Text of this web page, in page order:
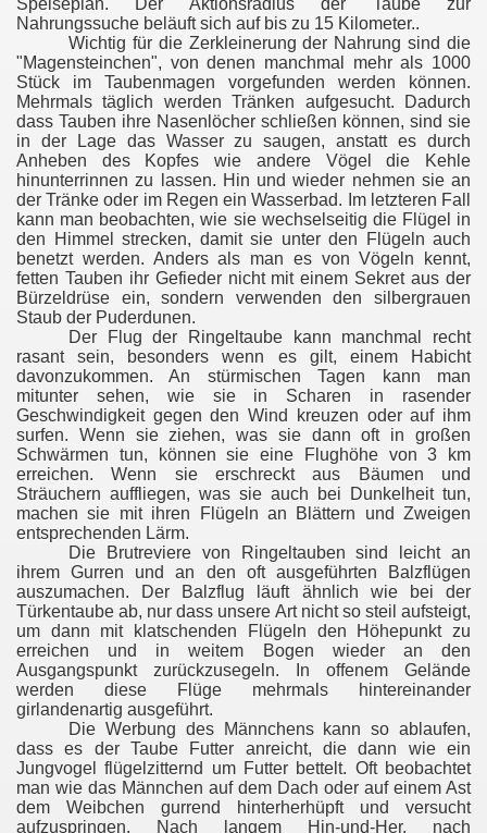
Speiseplan. Der Aktionsradius der Taube zur
Nahrungssuche beläuft sich auf bis zu 15 Kilometer..
Wichtig für die Zerkleinerung der Nahrung sind die
"Magensteinchen", von denen manchmal mehr als 1000
Stück im Taubenmagen vorgefunden werden können.
Mehrmals täglich werden Tränken aufgesucht. Dadurch
dass Tauben ihre Nasenlöcher schließen können, sind sie
in der Lage das Wasser zu saugen, anstatt es durch
Anheben des Kopfes wie andere Vögel die Kehle
hinunterrinnen zu lassen. Hin und wieder nehmen sie an
der Tränke oder im Regen ein Wasserbad. Im letzteren Fall
kann man beobachten, wie sie wechselseitig die Flügel in
den Himmel strecken, damit sie unter den Flügeln auch
benetzt werden. Anders als man es von Vögeln kennt,
fetten Tauben ihr Gefieder nicht mit einem Sekret aus der
Bürzeldrüse ein, sondern verwenden den silbergrauen
Staub der Puderdunen.
Der Flug der Ringeltaube kann manchmal recht
rasant sein, besonders wenn es gilt, einem Habicht
davonzukommen. An stürmischen Tagen kann man
mitunter sehen, wie sie in Scharen in rasender
Geschwindigkeit gegen den Wind kreuzen oder auf ihm
surfen. Wenn sie ziehen, was sie dann oft in großen
Schwärmen tun, können sie eine Flughöhe von 3 km
erreichen. Wenn sie erschreckt aus Bäumen und
Sträuchern auffliegen, was sie auch bei Dunkelheit tun,
machen sie mit ihren Flügeln an Blättern und Zweigen
entsprechenden Lärm.
Die Brutreviere von Ringeltauben sind leicht an
ihrem Gurren und an den oft ausgeführten Balzflügen
auszumachen. Der Balzflug läuft ähnlich wie bei der
Türkentaube ab, nur dass unsere Art nicht so steil aufsteigt,
um dann mit klatschenden Flügeln den Höhepunkt zu
erreichen und in weitem Bogen wieder an den
Ausgangspunkt zurückzusegeln. In offenem Gelände
werden diese Flüge mehrmals hintereinander
girlandenartig ausgeführt.
Die Werbung des Männchens kann so ablaufen,
dass es der Taube Futter anreicht, die dann wie ein
Jungvogel flügelzitternd um Futter bettelt. Oft beobachtet
man wie das Männchen auf dem Dach oder auf einem Ast
dem Weibchen gurrend hinterherhüpft und versucht
aufzuspringen. Nach langem Hin-und-Her, nach